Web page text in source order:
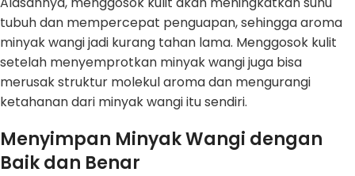
tubuh dan mempercepat penguapan, sehingga aroma
minyak wangi jadi kurang tahan lama. Menggosok kulit
setelah menyemprotkan minyak wangi juga bisa
merusak struktur molekul aroma dan mengurangi
ketahanan dari minyak wangi itu sendiri.
Menyimpan Minyak Wangi dengan
Baik dan Benar